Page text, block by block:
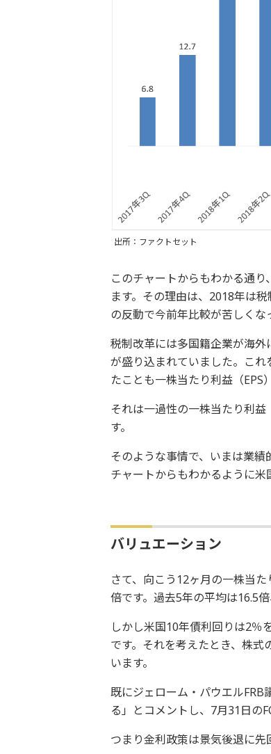
出所：ファクトセット
このチャートからもわかる通
ます。その理由は、2018年は
の反動で今前年比較が苦しくな
税制改革には多国籍企業が海
が盛り込まれていました。こ
たことも一株当たり利益（EPS
それは一過性の一株当たり利
す。
そのような事情で、いまは業
チャートからもわかるように米
バリュエーション
さて、向こう12ヶ月の一株当
倍です。過去5年の平均は16.5
しかし米国10年債利回りは2％
です。それを考えたとき、株
います。
既にジェローム・パウエル
る」とコメントし、7月31日の
つまり金利政策は景気後退に先